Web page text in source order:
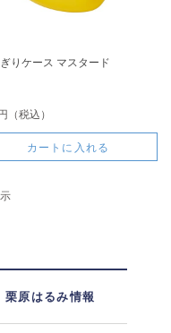
りケース マスタード
（税込）
カートに入れる
栗原はるみ情報